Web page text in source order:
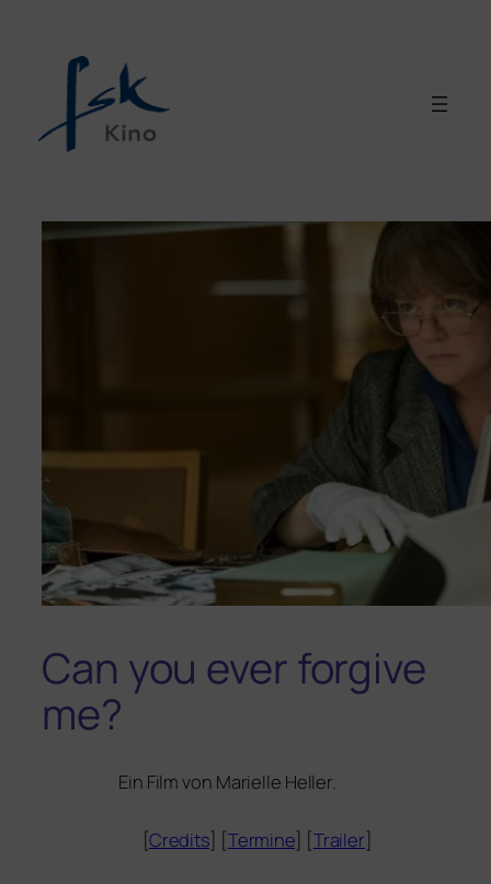
Can you ever forgive
me?
Ein Film von Marielle Heller.
[Credits] [Termine] [Trailer]